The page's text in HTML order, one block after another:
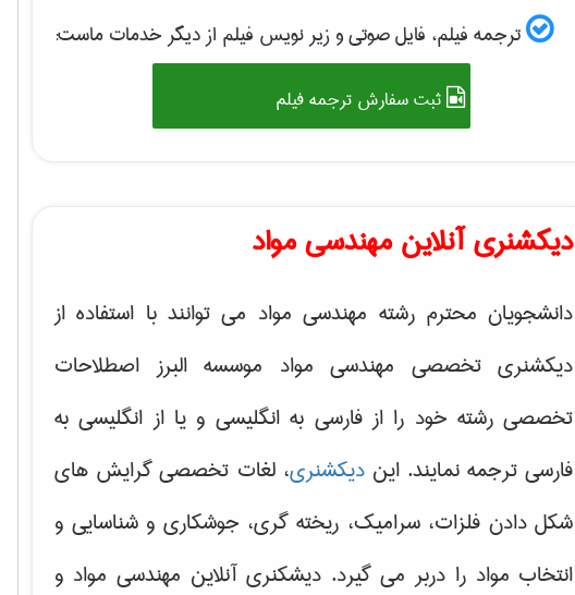
ترجمه فیلم، فایل صوتی و زیر نویس فیلم از دیگر خدمات ماست:
ثبت سفارش ترجمه فیلم
دیکشنری آنلاین مهندسی مواد
دانشجویان محترم رشته مهندسی مواد می توانند با استفاده از
دیکشنری تخصصی مهندسی مواد موسسه البرز اصطلاحات
تخصصی رشته خود را از فارسی به انگلیسی و یا از انگلیسی به
فارسی ترجمه نمایند. ایندیکشنری، لغات تخصصی گرایش های
شکل دادن فلزات، سرامیک، ریخته گری، جوشکاری و شناسایی و
انتخاب مواد را دربر می گیرد. دیشکنری آنلاین مهندسی مواد و